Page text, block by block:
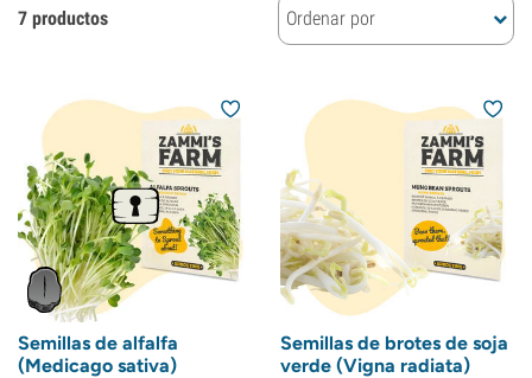
7 productos Ordenar por
Semillas de alfalfa
(Medicago sativa)
Semillas de brotes de soja
verde (Vigna radiata)